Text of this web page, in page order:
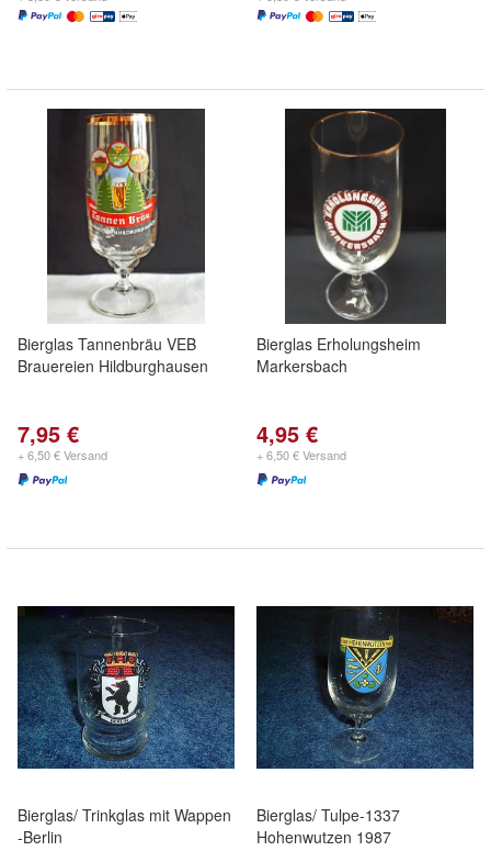
Bierglas Tannenbräu VEB
Brauereien Hildburghausen
7,95 €
+ 6,50 € Versand
Bierglas Erholungsheim
Markersbach
4,95 €
+ 6,50 € Versand
Bierglas/ Trinkglas mit Wappen
-Berlin
Bierglas/ Tulpe-1337
Hohenwutzen 1987